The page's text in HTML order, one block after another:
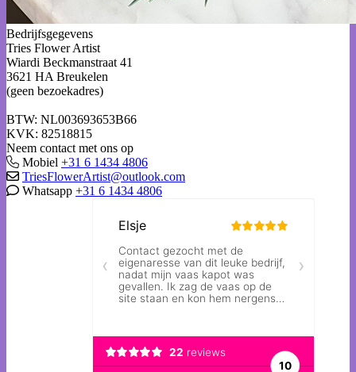
Bedrijfsgegevens
Tries Flower Artist
Wiardi Beckmanstraat 41
3621 HA Breukelen
(geen bezoekadres)
BTW: NL003693653B66
KVK: 82518815
Neem contact met ons op
Mobiel +31 6 1434 4806
TriesFlowerArtist@outlook.com
Whatsapp +31 6 1434 4806